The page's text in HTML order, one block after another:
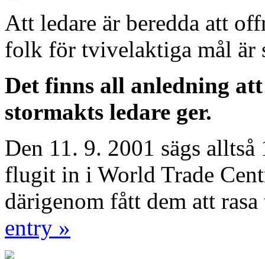
Att ledare är beredda att
folk för tvivelaktiga mål är
Det finns all anledning
stormakts ledare ger.
Den 11. 9. 2001 sägs
flugit in i World Trade
därigenom fått dem att
entry »